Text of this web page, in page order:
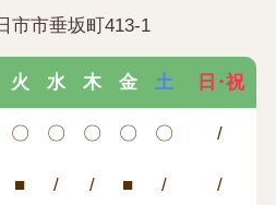
市市垂坂町413-1
火 水 木 金 土 日・祝
〇 〇 〇 〇 〇 /
■ / / ■ / /